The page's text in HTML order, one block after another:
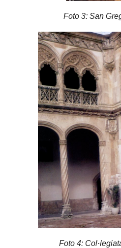
Foto 3: San
Foto 4: